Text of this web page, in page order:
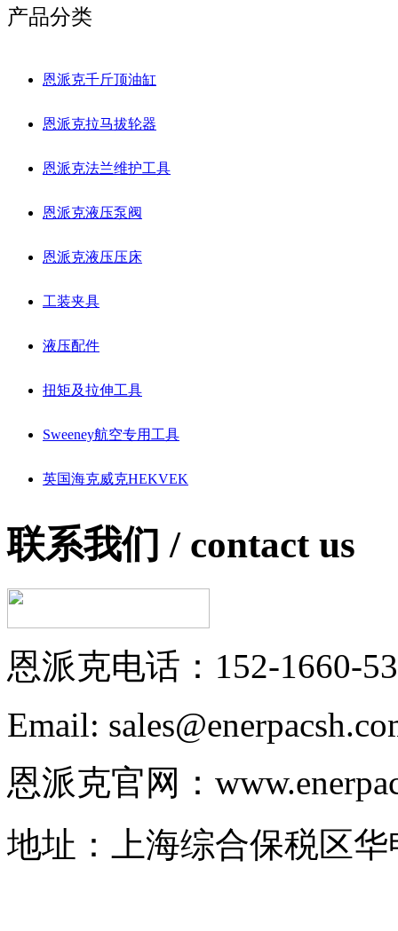
产品分类
恩派克千斤顶油缸
恩派克拉马拔轮器
恩派克法兰维护工具
恩派克液压泵阀
恩派克液压压床
工装夹具
液压配件
扭矩及拉伸工具
Sweeney航空专用工具
英国海克威克HEKVEK
联系我们 / contact us
恩派克电话：152-1660-
Email:
恩派克官网：
地址：上海综合保税区华